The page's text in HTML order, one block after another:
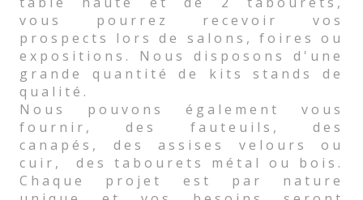
vous pourrez recevoir vos
prospects lors de salons, foires ou
expositions. Nous disposons d'une
grande quantité de kits stands de
qualité.
Nous pouvons également vous
fournir, des fauteuils, des
canapés, des assises velours ou
cuir, des tabourets métal ou bois.
Chaque projet est par nature